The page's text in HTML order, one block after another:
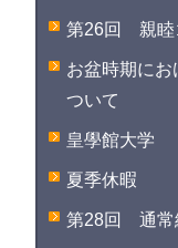
第26回 親睦
お盆時期にお
ついて
皇學館大学
夏季休暇
第28回 通常